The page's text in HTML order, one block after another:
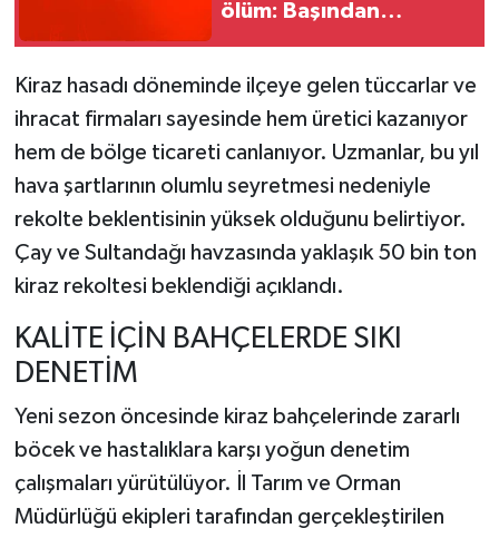
ölüm: Başından
Kiraz hasadı döneminde ilçeye gelen tüccarlar ve
ihracat firmaları sayesinde hem üretici kazanıyor
hem de bölge ticareti canlanıyor. Uzmanlar, bu yıl
hava şartlarının olumlu seyretmesi nedeniyle
rekolte beklentisinin yüksek olduğunu belirtiyor.
Çay ve Sultandağı havzasında yaklaşık 50 bin ton
kiraz rekoltesi beklendiği açıklandı.
KALİTE İÇİN BAHÇELERDE SIKI
DENETİM
Yeni sezon öncesinde kiraz bahçelerinde zararlı
böcek ve hastalıklara karşı yoğun denetim
çalışmaları yürütülüyor. İl Tarım ve Orman
Müdürlüğü ekipleri tarafından gerçekleştirilen